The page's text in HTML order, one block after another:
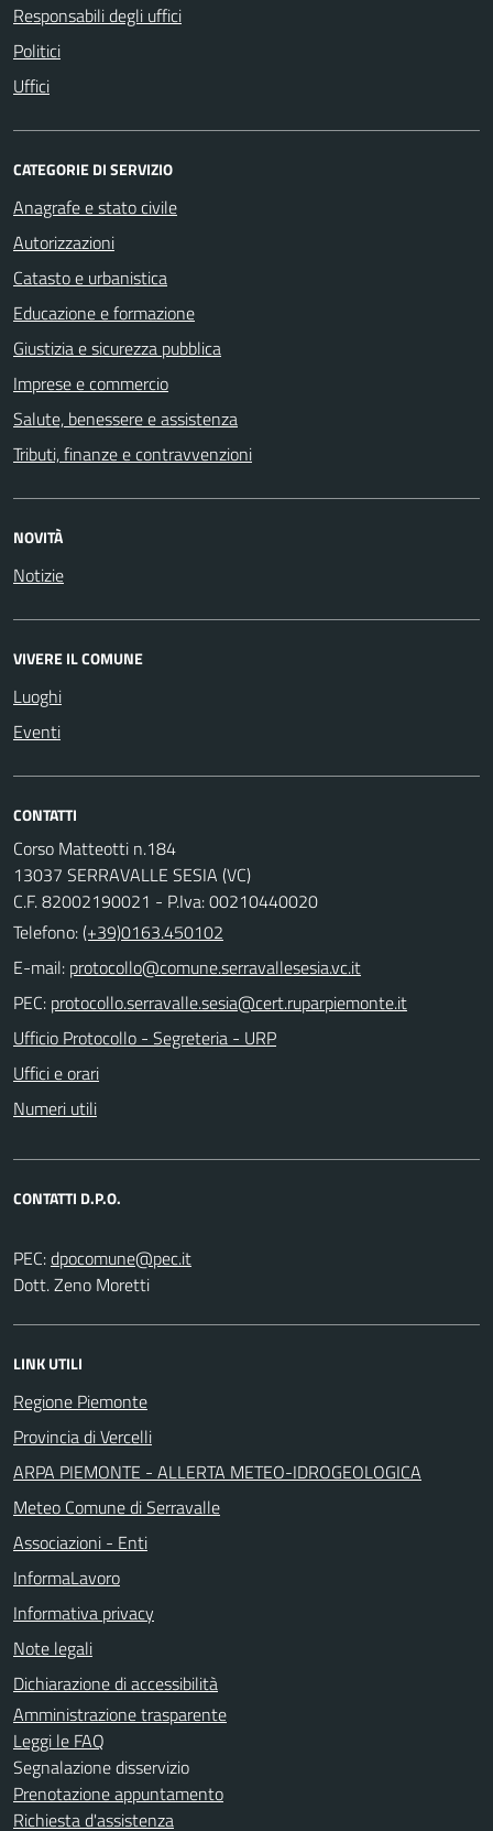
Responsabili degli uffici
Politici
Uffici
CATEGORIE DI SERVIZIO
Anagrafe e stato civile
Autorizzazioni
Catasto e urbanistica
Educazione e formazione
Giustizia e sicurezza pubblica
Imprese e commercio
Salute, benessere e assistenza
Tributi, finanze e contravvenzioni
NOVITÀ
Notizie
VIVERE IL COMUNE
Luoghi
Eventi
CONTATTI
Corso Matteotti n.184
13037 SERRAVALLE SESIA (VC)
C.F. 82002190021 - P.Iva: 00210440020
Telefono:(+39)0163.450102
E-mail:
PEC:
Ufficio Protocollo - Segreteria - URP
Uffici e orari
Numeri utili
CONTATTI D.P.O.
PEC:
Dott. Zeno Moretti
LINK UTILI
Regione Piemonte
Provincia di Vercelli
ARPA PIEMONTE - ALLERTA METEO-IDROGEOLOGICA
Meteo Comune di Serravalle
Associazioni - Enti
InformaLavoro
Informativa privacy
Note legali
Dichiarazione di accessibilità
Amministrazione trasparente
Leggi le FAQ
Segnalazione disservizio
Prenotazione appuntamento
Richiesta d'assistenza